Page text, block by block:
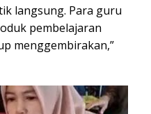
langsung. Para guru
pembelajaran
menggembirakan,”